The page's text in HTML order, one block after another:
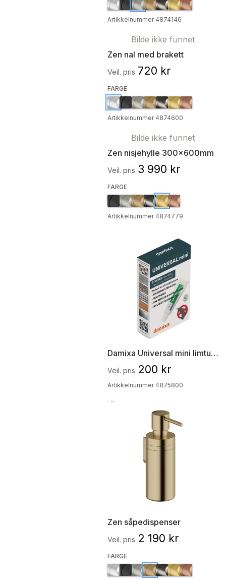
Artikkelnummer 4874146
Bilde ikke funnet
Zen nal med brakett
Veil. pris 720 kr
FARGE
Artikkelnummer 4874600
Bilde ikke funnet
Zen nisjehylle 300x600mm
Veil. pris 3 990 kr
FARGE
Artikkelnummer 4874779
Damixa Universal mini limtube
Veil. pris 200 kr
Artikkelnummer 4875800
Zen såpedispenser
Veil. pris 2 190 kr
FARGE